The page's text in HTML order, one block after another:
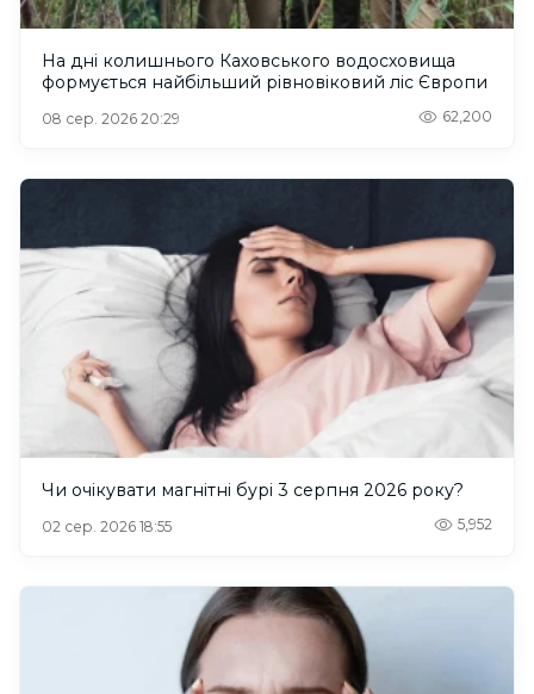
На дні колишнього Каховського водосховища
формується найбільший рівновіковий ліс Європи
08 сер. 2026 20:29 62,200
Чи очікувати магнітні бурі 3 серпня 2026 року?
02 сер. 2026 18:55 5,952